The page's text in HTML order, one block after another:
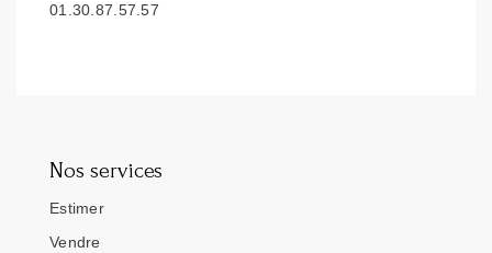
01.30.87.57.57
Nos services
Estimer
Vendre